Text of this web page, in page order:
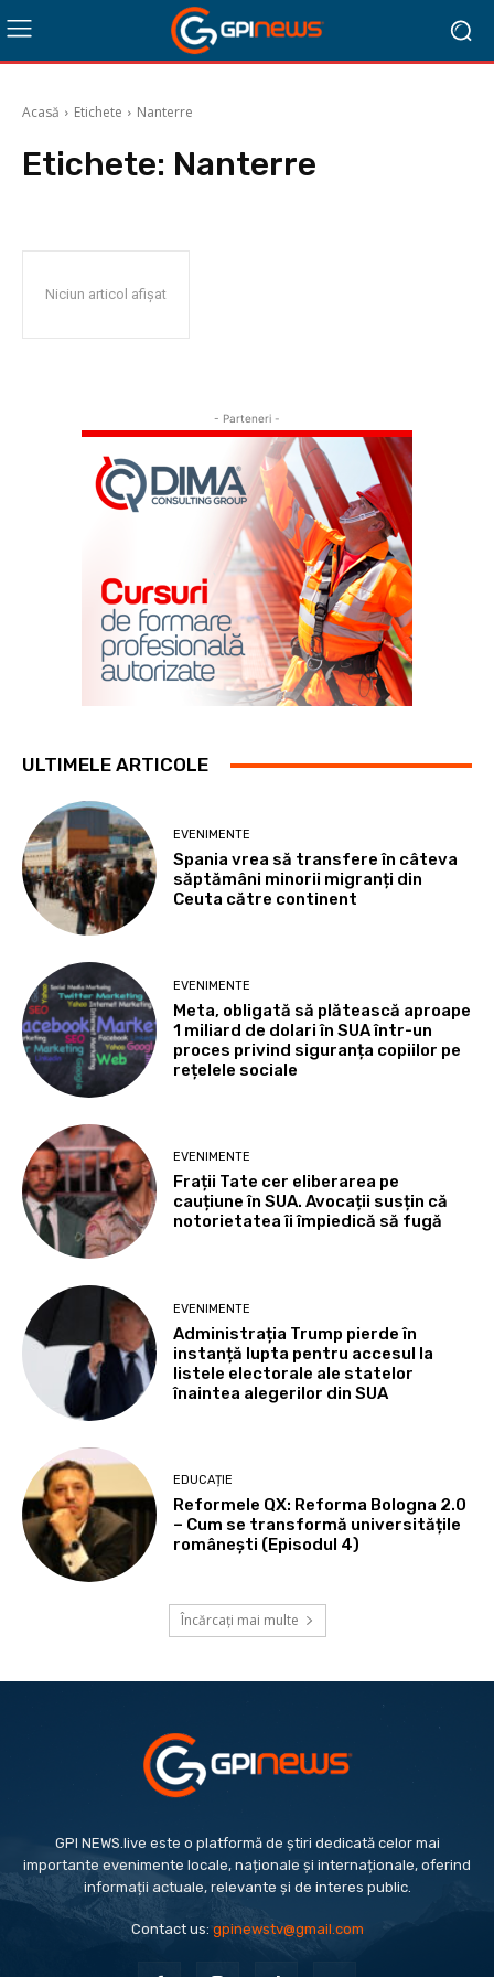
Acasă Etichete Nanterre
Etichete: Nanterre
Niciun articol afișat
- Parteneri -
ULTIMELE ARTICOLE
EVENIMENTE
Spania vrea să transfere în câteva
săptămâni minorii migranți din
Ceuta către continent
EVENIMENTE
Meta, obligată să plătească aproape
1 miliard de dolari în SUA într-un
proces privind siguranța copiilor pe
rețelele sociale
EVENIMENTE
Frații Tate cer eliberarea pe
cauțiune în SUA. Avocații susțin că
notorietatea îi împiedică să fugă
EVENIMENTE
Administrația Trump pierde în
instanță lupta pentru accesul la
listele electorale ale statelor
înaintea alegerilor din SUA
EDUCAȚIE
Reformele QX: Reforma Bologna 2.0
– Cum se transformă universitățile
românești (Episodul 4)
Încărcați mai multe
GPI NEWS.live este o platformă de știri dedicată celor mai
importante evenimente locale, naționale și internaționale, oferind
informații actuale, relevante și de interes public.
Contact us:gpinewstv@gmail.com